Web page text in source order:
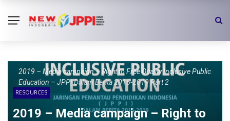
2019 – Media campaign – Right to Free Quality Inclusive Public
Education – JPPI Dalam Berita 2016-2019 Part 2
RESOURCES
2019 – Media campaign – Right to